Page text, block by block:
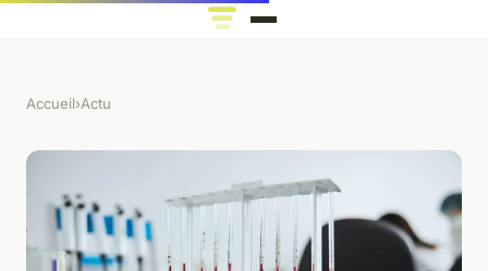
Accueil›Actu